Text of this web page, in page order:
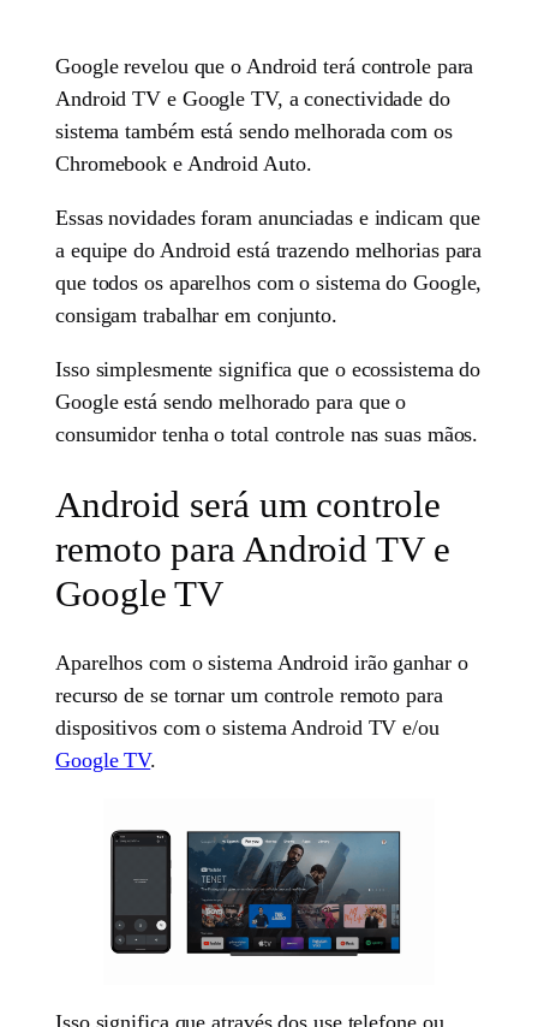
Google revelou que o Android terá controle para
Android TV e Google TV, a conectividade do
sistema também está sendo melhorada com os
Chromebook e Android Auto.
Essas novidades foram anunciadas e indicam que
a equipe do Android está trazendo melhorias para
que todos os aparelhos com o sistema do Google,
consigam trabalhar em conjunto.
Isso simplesmente significa que o ecossistema do
Google está sendo melhorado para que o
consumidor tenha o total controle nas suas mãos.
Android será um controle
remoto para Android TV e
Google TV
Aparelhos com o sistema Android irão ganhar o
recurso de se tornar um controle remoto para
dispositivos com o sistema Android TV e/ou
Google TV.
Isso significa que através dos use telefone ou